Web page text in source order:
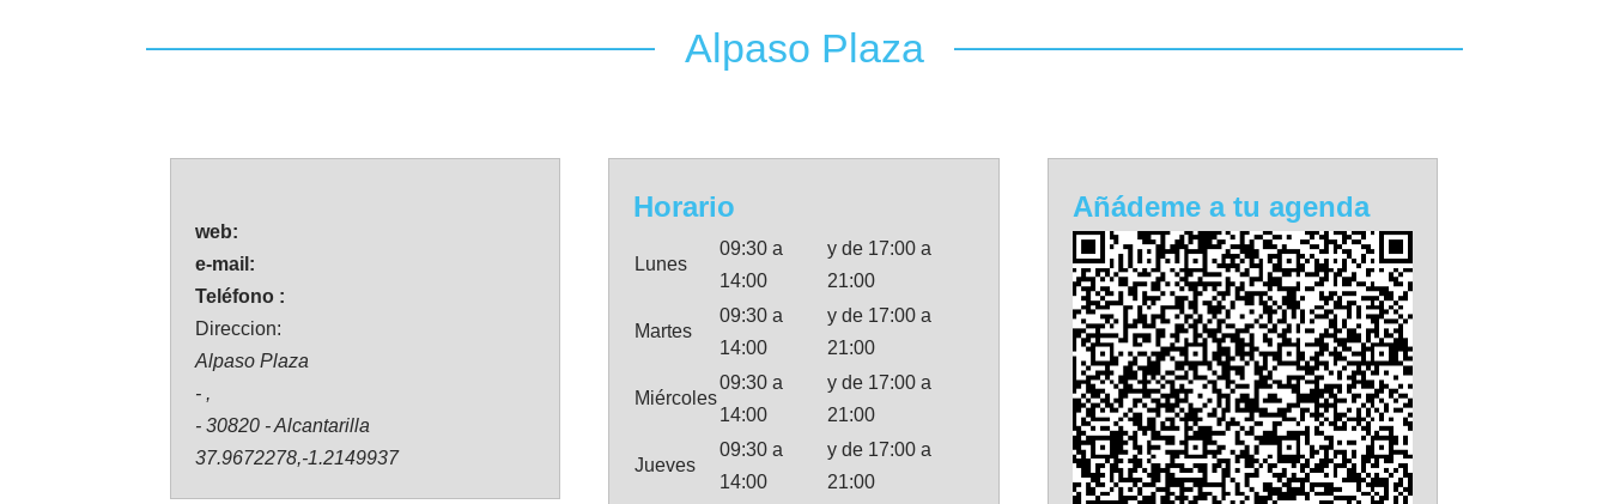
Alpaso Plaza
web:
e-mail:
Teléfono :
Direccion:
Alpaso Plaza
- ,
- 30820 - Alcantarilla
37.9672278,-1.2149937
Horario
Lunes
09:30 a
14:00
y de 17:00 a
21:00
Martes
09:30 a
14:00
y de 17:00 a
21:00
Miércoles
09:30 a
14:00
y de 17:00 a
21:00
Jueves
09:30 a
14:00
y de 17:00 a
21:00
Añádeme a tu agenda